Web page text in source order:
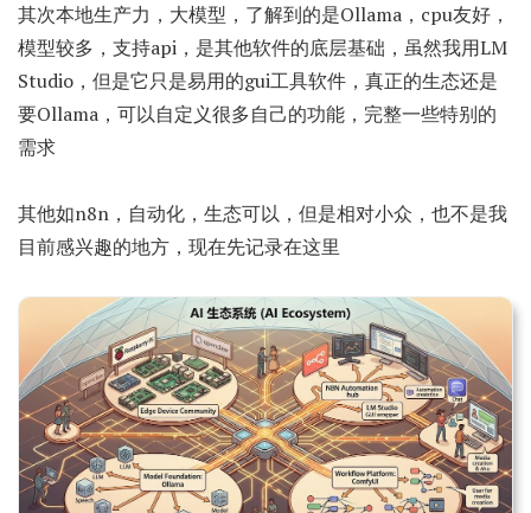
其次本地生产力，大模型，了解到的是Ollama，cpu友好，
模型较多，支持api，是其他软件的底层基础，虽然我用LM
Studio，但是它只是易用的gui工具软件，真正的生态还是
要Ollama，可以自定义很多自己的功能，完整一些特别的
需求
其他如n8n，自动化，生态可以，但是相对小众，也不是我
目前感兴趣的地方，现在先记录在这里